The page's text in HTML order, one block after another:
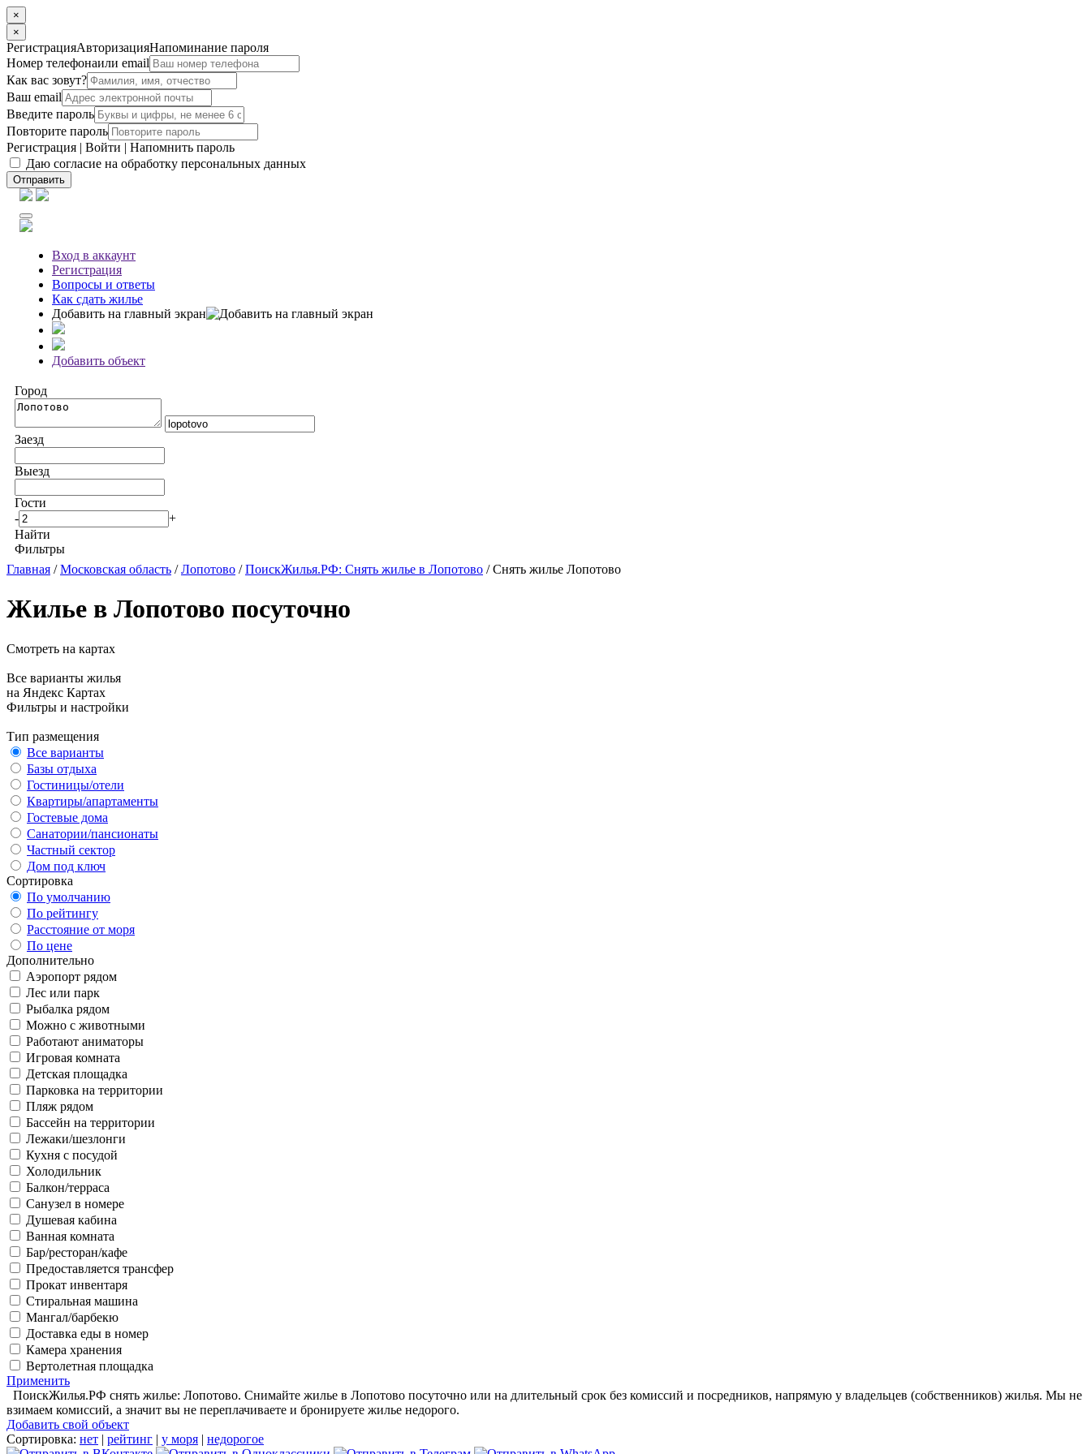
×
×
РегистрацияАвторизацияНапоминание пароля
Номер телефонаили email
Как вас зовут?
Ваш email
Введите пароль
Повторите пароль
Регистрация | Войти | Напомнить пароль
Даю согласие на обработку персональных данных
Отправить
Вход в аккаунт
Регистрация
Вопросы и ответы
Как сдать жилье
Добавить на главный экран
Добавить объект
Город
Заезд
Выезд
Гости
-
+
Найти
Фильтры
Главная /Московская область /Лопотово /ПоискЖилья.РФ: Снять жилье в Лопотово / Снять жилье Лопотово
Жилье в Лопотово посуточно
Смотреть на картах
Все варианты жилья
на Яндекс Картах
Фильтры и настройки
Тип размещения
Все варианты
Базы отдыха
Гостиницы/отели
Квартиры/апартаменты
Гостевые дома
Санатории/пансионаты
Частный сектор
Дом под ключ
Сортировка
По умолчанию
По рейтингу
Расстояние от моря
По цене
Дополнительно
Аэропорт рядом
Лес или парк
Рыбалка рядом
Можно с животными
Работают аниматоры
Игровая комната
Детская площадка
Парковка на территории
Пляж рядом
Бассейн на территории
Лежаки/шезлонги
Кухня с посудой
Холодильник
Балкон/терраса
Санузел в номере
Душевая кабина
Ванная комната
Бар/ресторан/кафе
Предоставляется трансфер
Прокат инвентаря
Стиральная машина
Мангал/барбекю
Доставка еды в номер
Камера хранения
Вертолетная площадка
Применить
ПоискЖилья.РФ снять жилье: Лопотово. Снимайте жилье в Лопотово посуточно или на длительный срок без комиссий и посредников, напрямую у владельцев (собственников) жилья. Мы не
взимаем комиссий, а значит вы не переплачиваете и бронируете жилье недорого.
Добавить свой объект
Сортировка: нет | рейтинг | у моря | недорогое